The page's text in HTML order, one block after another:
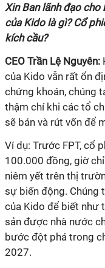
Xin Ban lãnh đạo
của Kido là gì? Cổ
kích cầu?
CEO Trần Lệ Nguyên:
của Kido vẫn rất ổn
chứng khoán, chúng
thậm chí khi các tổ
sẽ bán và rút vốn để
Ví dụ: Trước FPT, cổ
100.000 đồng, giờ
niêm yết trên thị
sự biến động. Chúng
của Kido để biết như
sản được nhà nước
bước đột phá trong
2027.